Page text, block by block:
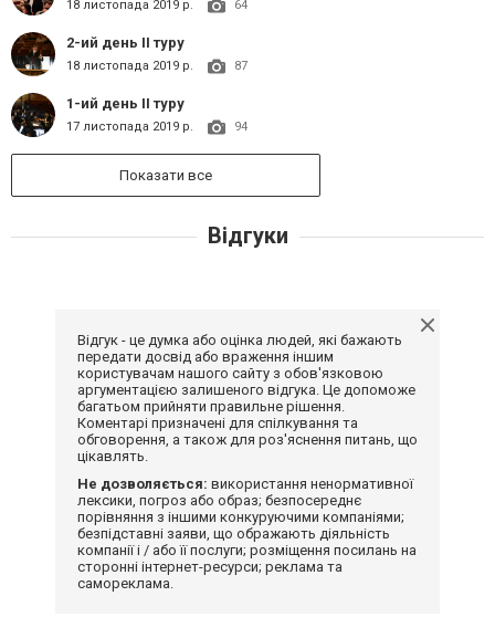
18 листопада 2019 р. 64
2-ий день ІІ туру
18 листопада 2019 р. 87
1-ий день ІІ туру
17 листопада 2019 р. 94
Показати все
Відгуки
Відгук - це думка або оцінка людей, які бажають
передати досвід або враження іншим
користувачам нашого сайту з обов'язковою
аргументацією залишеного відгука. Це допоможе
багатьом прийняти правильне рішення.
Коментарі призначені для спілкування та
обговорення, а також для роз'яснення питань, що
цікавлять.
Не дозволяється: використання ненормативної
лексики, погроз або образ; безпосереднє
порівняння з іншими конкуруючими компаніями;
безпідставні заяви, що ображають діяльність
компанії і / або її послуги; розміщення посилань на
сторонні інтернет-ресурси; реклама та
самореклама.